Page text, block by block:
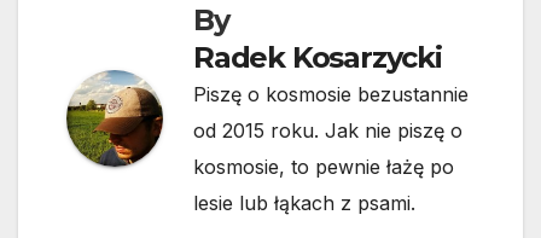
By
Radek Kosarzycki
Piszę o kosmosie bezustannie
od 2015 roku. Jak nie piszę o
kosmosie, to pewnie łażę po
lesie lub łąkach z psami.